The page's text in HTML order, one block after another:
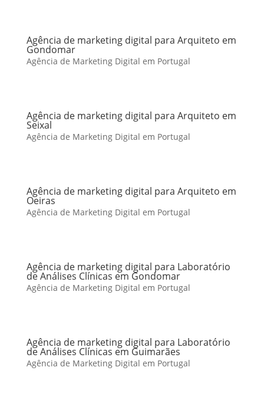
Agência de marketing digital para Arquiteto em
Gondomar
Agência de Marketing Digital em Portugal
Agência de marketing digital para Arquiteto em
Seixal
Agência de Marketing Digital em Portugal
Agência de marketing digital para Arquiteto em
Oeiras
Agência de Marketing Digital em Portugal
Agência de marketing digital para Laboratório
de Análises Clínicas em Gondomar
Agência de Marketing Digital em Portugal
Agência de marketing digital para Laboratório
de Análises Clínicas em Guimarães
Agência de Marketing Digital em Portugal